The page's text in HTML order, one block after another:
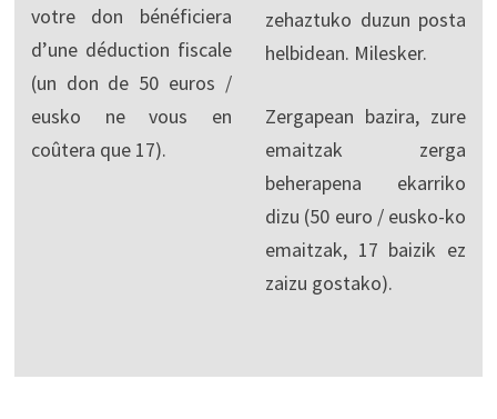
votre don bénéficiera
d’une déduction fiscale
(un don de 50 euros /
eusko ne vous en
coûtera que 17).
zehaztuko duzun posta
helbidean. Milesker.
Zergapean bazira, zure
emaitzak zerga
beherapena ekarriko
dizu (50 euro / eusko-ko
emaitzak, 17 baizik ez
zaizu gostako).